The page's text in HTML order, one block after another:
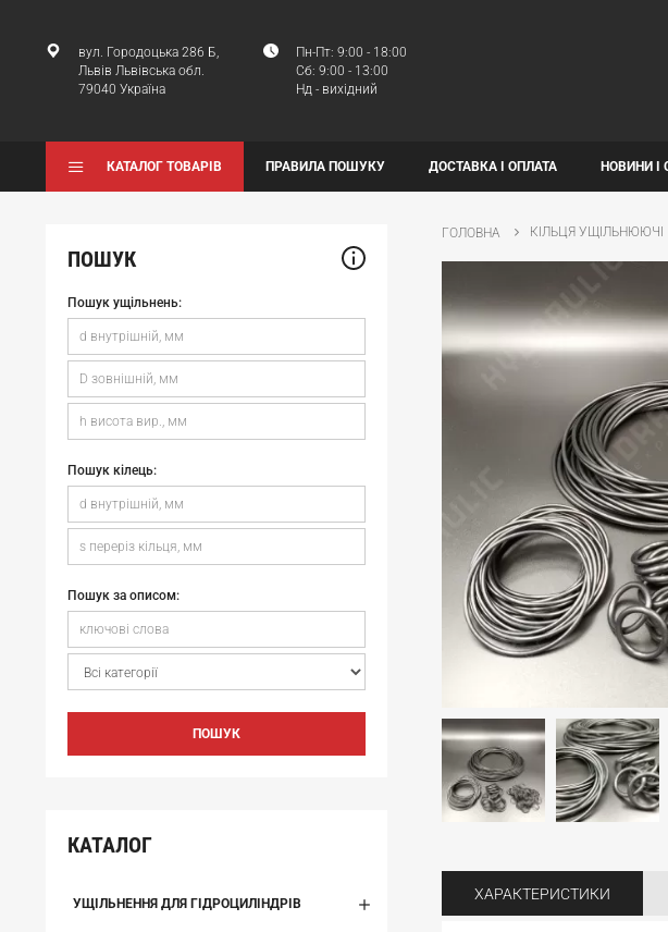
вул. Городоцька 286 Б,
Львів Львівська обл.
79040 Україна
Пн-Пт: 9:00 - 18:00
Сб: 9:00 - 13:00
Нд - вихідний
КАТАЛОГ ТОВАРІВ ПРАВИЛА ПОШУКУ ДОСТАВКА І ОПЛАТА НОВИНИ І
ПОШУК
Пошук ущільнень:
Пошук кілець:
Пошук за описом:
ПОШУК
КАТАЛОГ
УЩІЛЬНЕННЯ ДЛЯ ГІДРОЦИЛІНДРІВ
ГОЛОВНА КІЛЬЦЯ УЩІЛЬНЮЮЧІ
ХАРАКТЕРИСТИКИ